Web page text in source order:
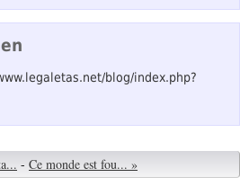
blog/index.php?
- Ce monde est fou... »